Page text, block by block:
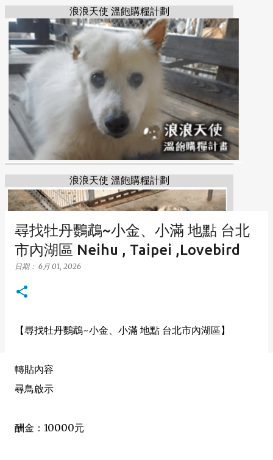
浪浪天使 溫飽購糧計劃
浪浪天使 溫飽購糧計劃
尋找牡丹鸚鵡~小金、小滿 地點 台北
市內湖區 Neihu , Taipei ,Lovebird
日期： 6月 01, 2026
【尋找牡丹鸚鵡~小金、小滿 地點 台北市內湖區】
轉貼內容
尋鳥啟示
酬金：10000元